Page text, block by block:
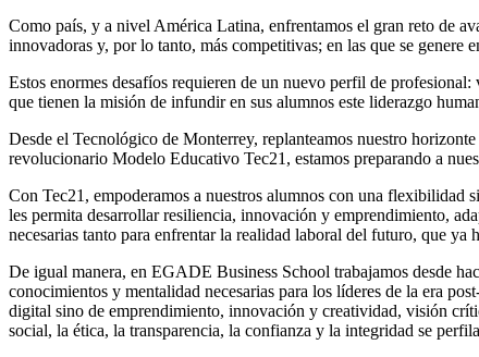
Como país, y a nivel América Latina, enfrentamos el gran reto de
innovadoras y, por lo tanto, más competitivas; en las que se
Estos enormes desafíos requieren de un nuevo perfil de
que tienen la misión de infundir en sus alumnos este liderazgo
Desde el Tecnológico de Monterrey, replanteamos nuestro
revolucionario Modelo Educativo Tec21, estamos preparando a
Con Tec21, empoderamos a nuestros alumnos con una flexibilidad
les permita desarrollar resiliencia, innovación y emprendimiento,
necesarias tanto para enfrentar la realidad laboral del futuro, que
De igual manera, en EGADE Business School trabajamos desde
conocimientos y mentalidad necesarias para los líderes de la era
digital sino de emprendimiento, innovación y creatividad, visión
social, la ética, la transparencia, la confianza y la integridad se